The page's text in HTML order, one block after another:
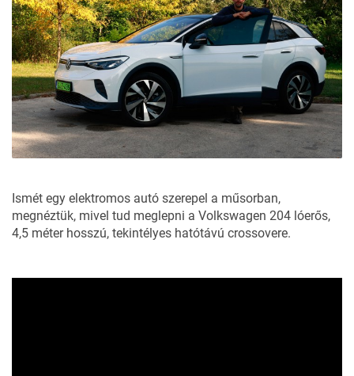
Ismét egy elektromos autó szerepel a műsorban,
megnéztük, mivel tud meglepni a Volkswagen 204 lóerős,
4,5 méter hosszú, tekintélyes hatótávú crossovere.